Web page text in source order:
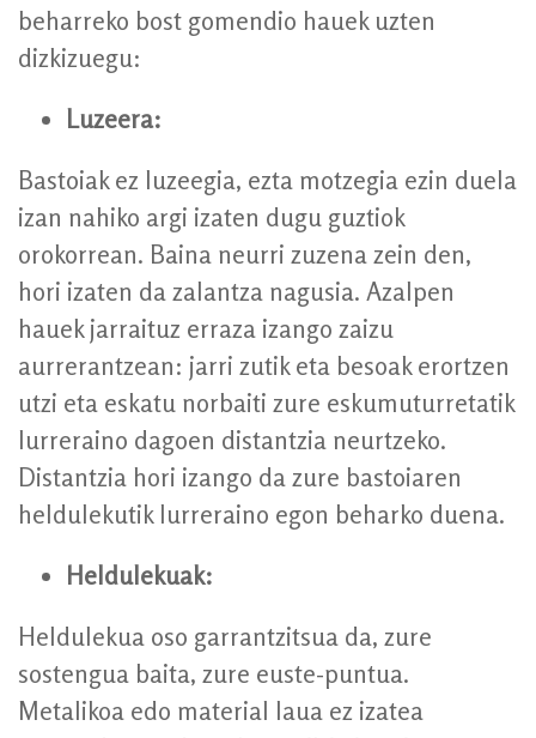
beharreko bost gomendio hauek uzten
dizkizuegu:
Luzeera:
Bastoiak ez luzeegia, ezta motzegia ezin duela
izan nahiko argi izaten dugu guztiok
orokorrean. Baina neurri zuzena zein den,
hori izaten da zalantza nagusia. Azalpen
hauek jarraituz erraza izango zaizu
aurrerantzean: jarri zutik eta besoak erortzen
utzi eta eskatu norbaiti zure eskumuturretatik
lurreraino dagoen distantzia neurtzeko.
Distantzia hori izango da zure bastoiaren
heldulekutik lurreraino egon beharko duena.
Heldulekuak:
Heldulekua oso garrantzitsua da, zure
sostengua baita, zure euste-puntua.
Metalikoa edo material laua ez izatea